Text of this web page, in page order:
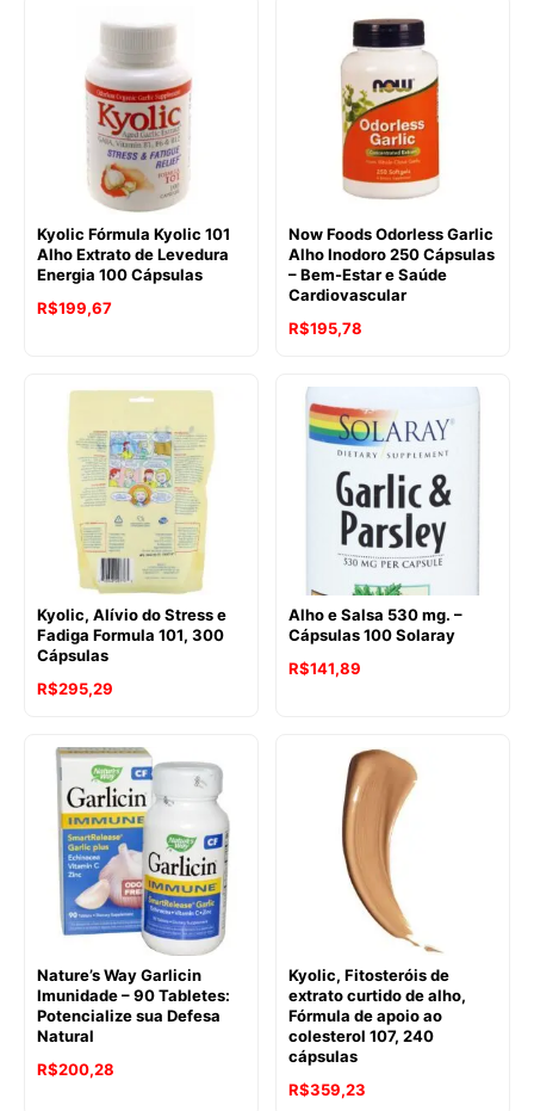
Kyolic Fórmula Kyolic 101
Alho Extrato de Levedura
Energia 100 Cápsulas
R$199,67
Now Foods Odorless Garlic
Alho Inodoro 250 Cápsulas
– Bem-Estar e Saúde
Cardiovascular
R$195,78
Kyolic, Alívio do Stress e
Fadiga Formula 101, 300
Cápsulas
R$295,29
Alho e Salsa 530 mg. –
Cápsulas 100 Solaray
R$141,89
Nature’s Way Garlicin
Imunidade – 90 Tabletes:
Potencialize sua Defesa
Natural
R$200,28
Kyolic, Fitosteróis de
extrato curtido de alho,
Fórmula de apoio ao
colesterol 107, 240
cápsulas
R$359,23